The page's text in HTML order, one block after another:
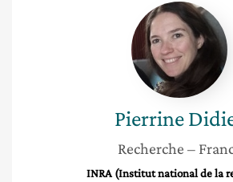
Pierrine
Didier
Pierrine
Recherche –
INRA (Institut national de la